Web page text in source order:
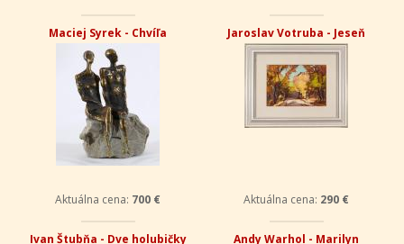
Maciej Syrek - Chvíľa
Aktuálna cena: 700 €
Jaroslav Votruba - Jeseň
Aktuálna cena: 290 €
Ivan Štubňa - Dve holubičky
Andy Warhol - Marilyn